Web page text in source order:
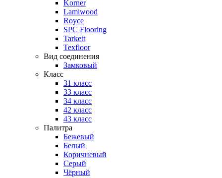
Korner
Lamiwood
Royce
SPC Flooring
Tarkett
Texfloor
Вид соединения
Замковый
Класс
31 класс
33 класс
34 класс
42 класс
43 класс
Палитра
Бежевый
Белый
Коричневый
Серый
Чёрный